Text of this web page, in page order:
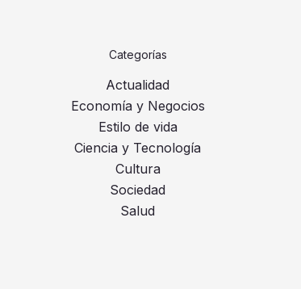
Categorías
Actualidad
Economía y Negocios
Estilo de vida
Ciencia y Tecnología
Cultura
Sociedad
Salud